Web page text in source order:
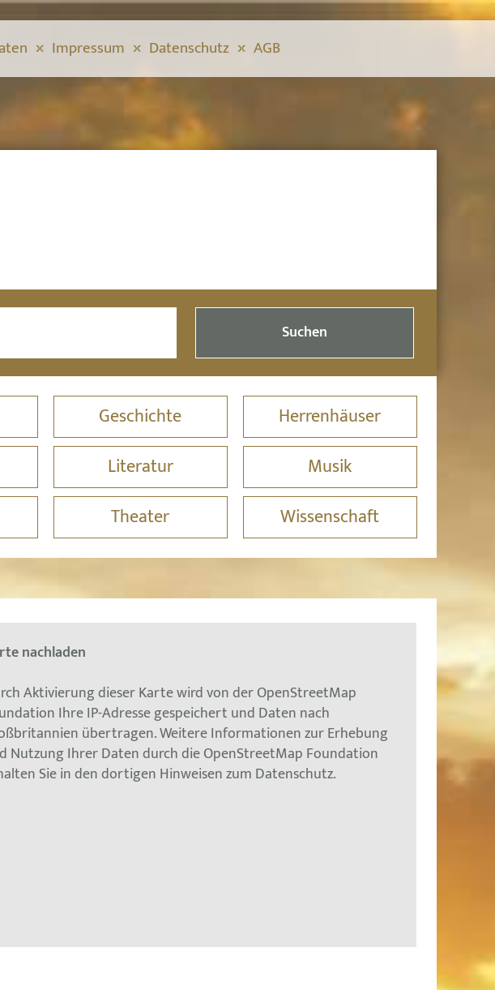
Impressum Datenschutz AGB
Suchen
Geschichte
Herrenhäuser
Literatur
Musik
Theater Wissenschaft
nachladen
Aktivierung dieser Karte wird von der OpenStreetMap
Ihre IP-Adresse gespeichert und Daten nach
übertragen. Weitere Informationen zur Erhebung
Nutzung Ihrer Daten durch die OpenStreetMap Foundation
Sie in den dortigen Hinweisen zum Datenschutz.